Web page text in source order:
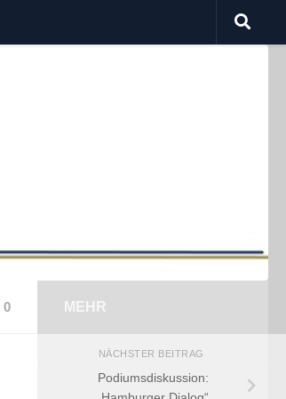
0 MEHR
NÄCHSTER BEITRAG
Podiumsdiskussion: